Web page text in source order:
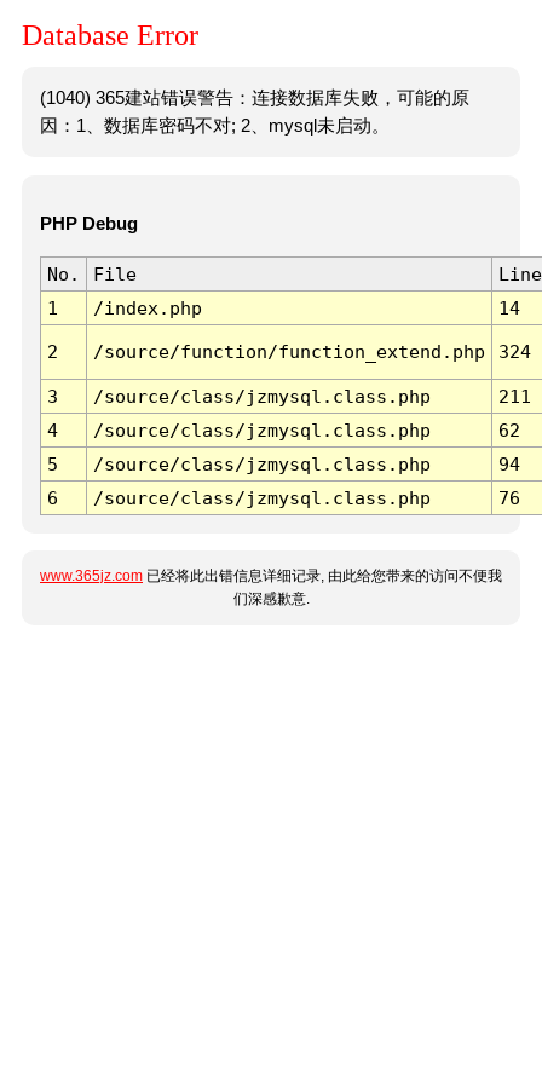
Database Error
(1040) 365建站错误警告：连接数据库失败，可能的原
因：1、数据库密码不对; 2、mysql未启动。
PHP Debug
No. File
Line
1
/index.php 14
2 /source/function/function_extend.php 324
3 /source/class/jzmysql.class.php
211
4
/source/class/jzmysql.class.php
62
5
/source/class/jzmysql.class.php
94
6
/source/class/jzmysql.class.php 76
www.365jz.com 已经将此出错信息详细记录, 由此给您带来的访问不便我
们深感歉意.